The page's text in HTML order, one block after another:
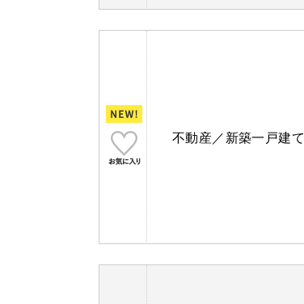
不動産／新築一戸建て